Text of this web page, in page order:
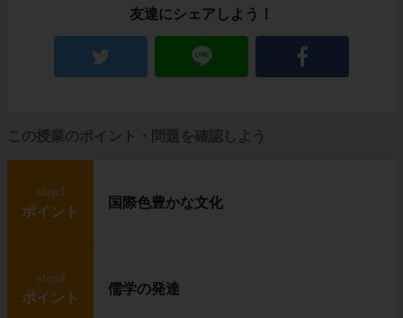
友達にシェアしよう！
この授業のポイント・問題を確認しよう
step1
ポイント
国際色豊かな文化
step2
ポイント
儒学の発達